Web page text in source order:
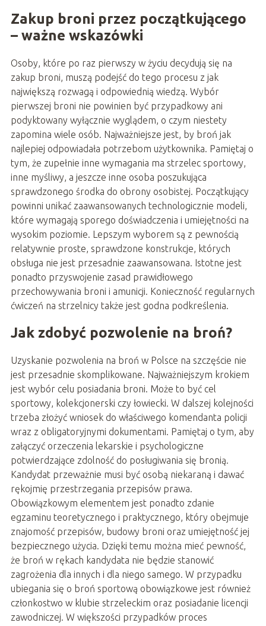
Zakup broni przez początkującego
– ważne wskazówki
Osoby, które po raz pierwszy w życiu decydują się na
zakup broni, muszą podejść do tego procesu z jak
największą rozwagą i odpowiednią wiedzą. Wybór
pierwszej broni nie powinien być przypadkowy ani
podyktowany wyłącznie wyglądem, o czym niestety
zapomina wiele osób. Najważniejsze jest, by broń jak
najlepiej odpowiadała potrzebom użytkownika. Pamiętaj o
tym, że zupełnie inne wymagania ma strzelec sportowy,
inne myśliwy, a jeszcze inne osoba poszukująca
sprawdzonego środka do obrony osobistej. Początkujący
powinni unikać zaawansowanych technologicznie modeli,
które wymagają sporego doświadczenia i umiejętności na
wysokim poziomie. Lepszym wyborem są z pewnością
relatywnie proste, sprawdzone konstrukcje, których
obsługa nie jest przesadnie zaawansowana. Istotne jest
ponadto przyswojenie zasad prawidłowego
przechowywania broni i amunicji. Konieczność regularnych
ćwiczeń na strzelnicy także jest godna podkreślenia.
Jak zdobyć pozwolenie na broń?
Uzyskanie pozwolenia na broń w Polsce na szczęście nie
jest przesadnie skomplikowane. Najważniejszym krokiem
jest wybór celu posiadania broni. Może to być cel
sportowy, kolekcjonerski czy łowiecki. W dalszej kolejności
trzeba złożyć wniosek do właściwego komendanta policji
wraz z obligatoryjnymi dokumentami. Pamiętaj o tym, aby
załączyć orzeczenia lekarskie i psychologiczne
potwierdzające zdolność do posługiwania się bronią.
Kandydat przeważnie musi być osobą niekaraną i dawać
rękojmię przestrzegania przepisów prawa.
Obowiązkowym elementem jest ponadto zdanie
egzaminu teoretycznego i praktycznego, który obejmuje
znajomość przepisów, budowy broni oraz umiejętność jej
bezpiecznego użycia. Dzięki temu można mieć pewność,
że broń w rękach kandydata nie będzie stanowić
zagrożenia dla innych i dla niego samego. W przypadku
ubiegania się o broń sportową obowiązkowe jest również
członkostwo w klubie strzeleckim oraz posiadanie licencji
zawodniczej. W większości przypadków proces